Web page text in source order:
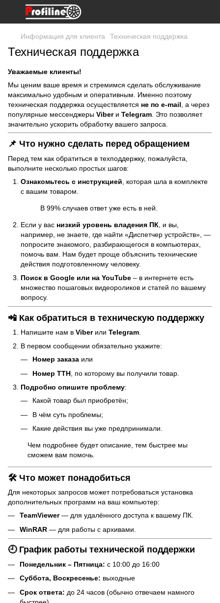
Информация для клиента Техническая поддержка
Техническая поддержка
Уважаемые клиенты!
Мы ценим ваше время и стремимся сделать обслуживание
максимально удобным и оперативным. Именно поэтому
техническая поддержка осуществляется не по e-mail , а через
популярные мессенджеры Viberи Telegram . Это позволяет
значительно ускорить обработку вашего запроса.
📌 Что нужно сделать перед обращением
Перед тем как обратиться в техподдержку, пожалуйста,
выполните несколько простых шагов:
Ознакомьтесь с инструкцией , которая шла в комплекте
с вашим товаром.
В 99% случаев ответ уже есть в ней.
Если у вас низкий уровень владения ПК , и вы,
например, не знаете, где найти «Диспетчер устройств», —
попросите знакомого, разбирающегося в компьютерах,
помочь вам. Нам будет проще объяснить технические
действия подготовленному человеку.
Поиск в Google или на YouTube – в интернете есть
множество пошаговых видеороликов и статей по вашему
вопросу.
📲 Как обратиться в техническую поддержку
Напишите нам в Viberили Telegram
В первом сообщении обязательно укажите:
Номер заказа или
Номер ТТН , по которому вы получили товар.
Подробно опишите проблему:
Какой товар был приобретён;
В чём суть проблемы;
Какие действия вы уже предпринимали.
Чем подробнее будет описание, тем быстрее мы
сможем вам помочь.
🛠 Что может понадобиться
Для некоторых запросов может потребоваться установка
дополнительных программ на ваш компьютер:
TeamViewer— для удалённого доступа к вашему ПК.
WinRAR — для работы с архивами.
🕘 График работы технической поддержки
Понедельник – Пятница: с 10:00 до 16:00
Суббота, Воскресенье: выходные
Срок ответа: до 24 часов (обычно отвечаем намного